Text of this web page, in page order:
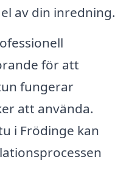
av din inredning.
för att
fungerar
att använda.
i Frödinge kan